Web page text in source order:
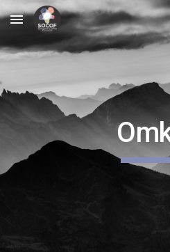
Skip to main content